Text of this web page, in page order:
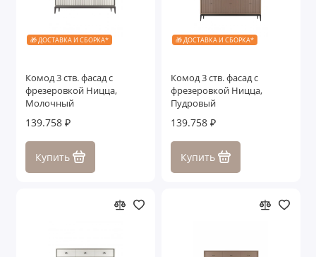
🎁 ДОСТАВКА И СБОРКА*
Комод 3 ств. фасад с
фрезеровкой Ницца,
Молочный
139.758 ₽
Купить
🎁 ДОСТАВКА И СБОРКА*
Комод 3 ств. фасад с
фрезеровкой Ницца,
Пудровый
139.758 ₽
Купить